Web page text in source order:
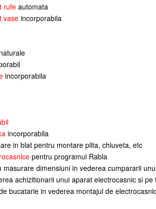
rufe automata
vase incorporabila
incorporabila
incorporabila
in blat pentru montare plita, chiuveta, etc
pentru programul Rabla
masurare dimensiuni in vederea cumpararii
achizitionarii unui aparat electrocasnic si
bucatarie in vederea montajul de